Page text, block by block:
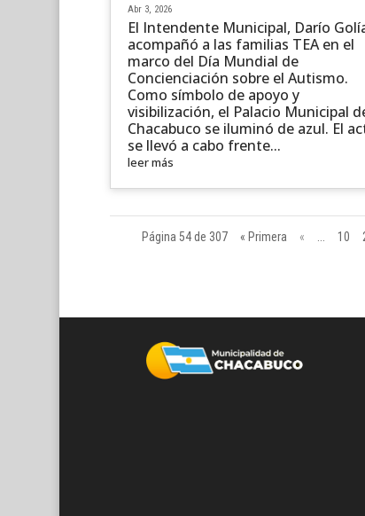
Abr 3, 2026
El Intendente Municipal, Darío
acompañó a las familias TEA en el
marco del Día Mundial de
Concienciación sobre el Autismo.
Como símbolo de apoyo y
visibilización, el Palacio Municipal
Chacabuco se iluminó de azul. El
se llevó a cabo frente...
leer más
Página 54 de 307 « Primera « 10